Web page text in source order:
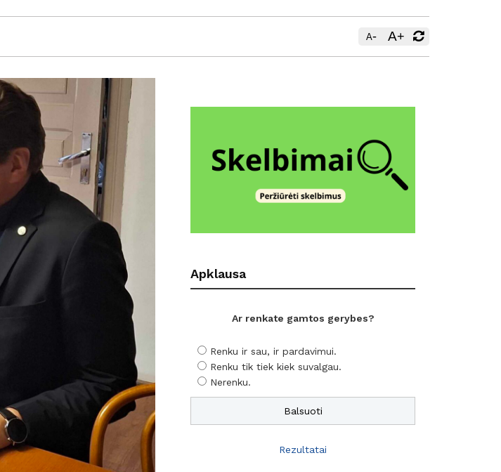
A- A+
Apklausa
Ar renkate gamtos gerybes?
Renku ir sau, ir pardavimui.
Renku tik tiek kiek suvalgau.
Nerenku.
Rezultatai